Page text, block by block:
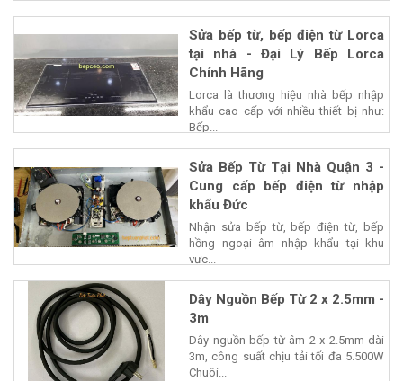
Sửa bếp từ, bếp điện từ Lorca
tại nhà - Đại Lý Bếp Lorca
Chính Hãng
Lorca là thương hiệu nhà bếp nhập
khẩu cao cấp với nhiều thiết bị như:
Bếp...
Sửa Bếp Từ Tại Nhà Quận 3 -
Cung cấp bếp điện từ nhập
khẩu Đức
Nhận sửa bếp từ, bếp điện từ, bếp
hồng ngoại âm nhập khẩu tại khu
vực...
Dây Nguồn Bếp Từ 2 x 2.5mm -
3m
Dây nguồn bếp từ âm 2 x 2.5mm dài
3m, công suất chịu tải tối đa 5.500W
Chuôi...